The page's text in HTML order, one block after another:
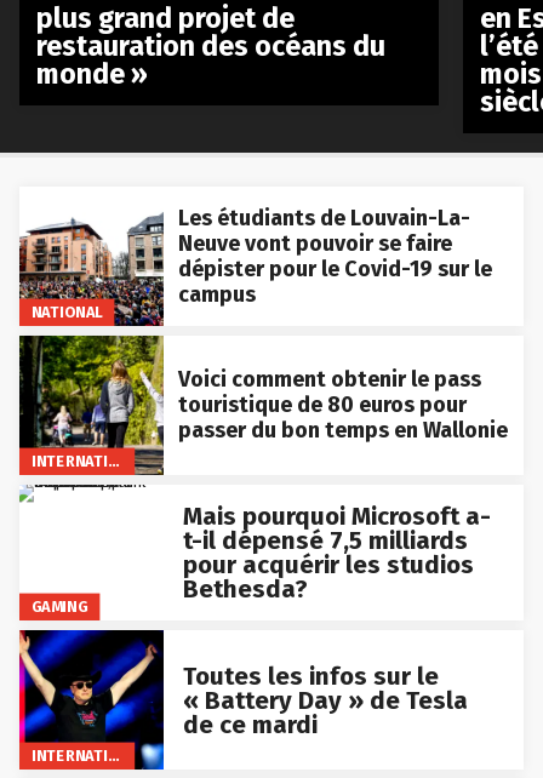
NATIONAL
Les étudiants de Louvain-La-
Neuve vont pouvoir se faire
dépister pour le Covid-19 sur le
campus
INTERNATIONAL
Voici comment obtenir le pass
touristique de 80 euros pour
passer du bon temps en Wallonie
GAMING
Mais pourquoi Microsoft a-
t-il dépensé 7,5 milliards
pour acquérir les studios
Bethesda?
INTERNATIONAL
Toutes les infos sur le
« Battery Day » de Tesla
de ce mardi
plus grand projet de
restauration des océans du
monde »
en